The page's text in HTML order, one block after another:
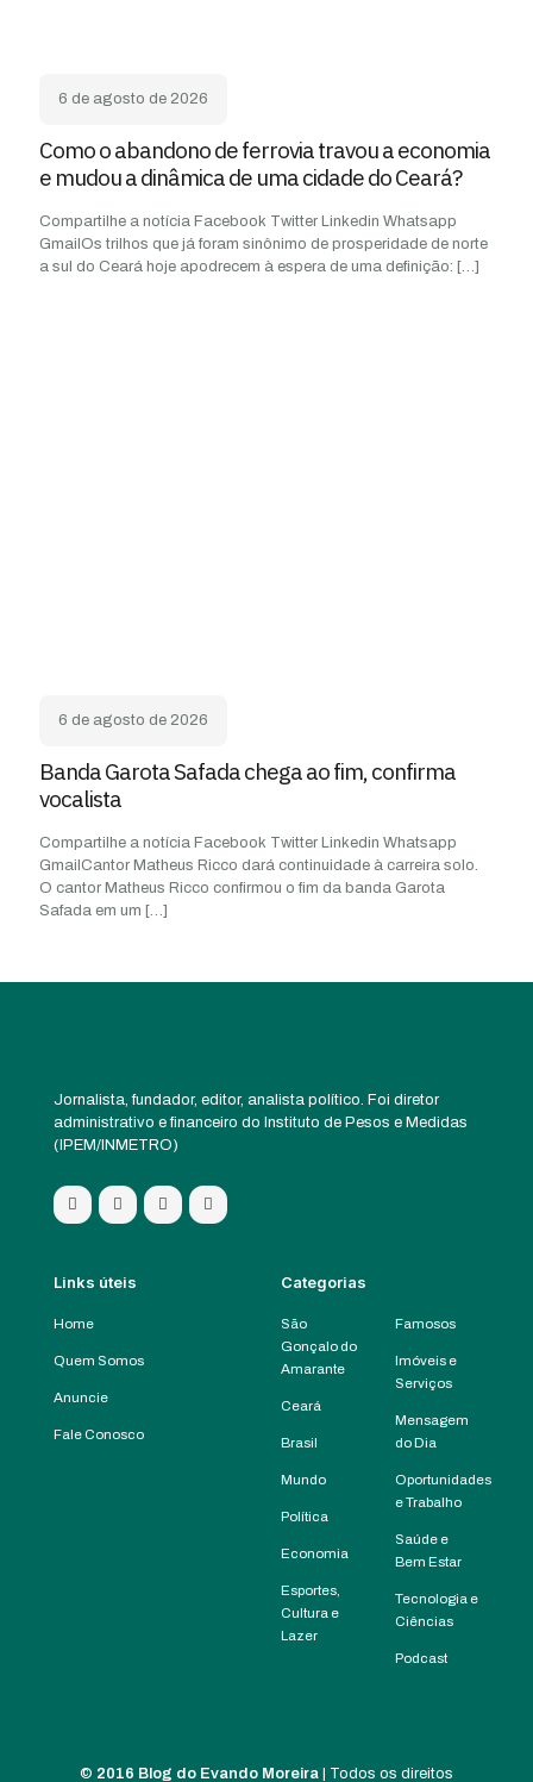
6 de agosto de 2026
Como o abandono de ferrovia travou a economia
e mudou a dinâmica de uma cidade do Ceará?
Compartilhe a notícia Facebook Twitter Linkedin Whatsapp
GmailOs trilhos que já foram sinônimo de prosperidade de norte
a sul do Ceará hoje apodrecem à espera de uma definição: […]
6 de agosto de 2026
Banda Garota Safada chega ao fim, confirma
vocalista
Compartilhe a notícia Facebook Twitter Linkedin Whatsapp
GmailCantor Matheus Ricco dará continuidade à carreira solo.
O cantor Matheus Ricco confirmou o fim da banda Garota
Safada em um […]
Jornalista, fundador, editor, analista político. Foi diretor
administrativo e financeiro do Instituto de Pesos e Medidas
(IPEM/INMETRO)
Links úteis
Home
Quem Somos
Anuncie
Fale Conosco
Categorias
São
Gonçalo do
Amarante
Ceará
Brasil
Mundo
Política
Economia
Esportes,
Cultura e
Lazer
Famosos
Imóveis e
Serviços
Mensagem
do Dia
Oportunidades
e Trabalho
Saúde e
Bem Estar
Tecnologia e
Ciências
Podcast
© 2016 Blog do Evando Moreira | Todos os direitos